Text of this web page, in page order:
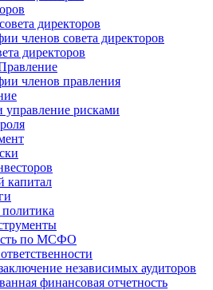
директоров
членов совета директоров
директоров
членов правления
управление рисками
капитал
по МСФО
независимых аудиторов
финансовая отчетность